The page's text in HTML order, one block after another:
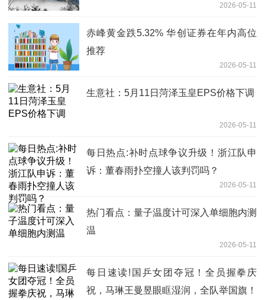
2026-05-11
赤峰黄金跌5.32% 华创证券在年内高位
推荐
2026-05-11
生意社：5月11日菏泽玉皇EPS价格下调
2026-05-11
每日热点:补时点球争议升级！浙江队申
诉：董春雨扑空撞人该判罚吗？
2026-05-11
热门看点：量子温度计可深入单细胞内测
温
2026-05-11
每日速读!国乒女团夺冠！全员握拳庆
祝，马琳王曼昱眼眶湿润，全队举国旗！